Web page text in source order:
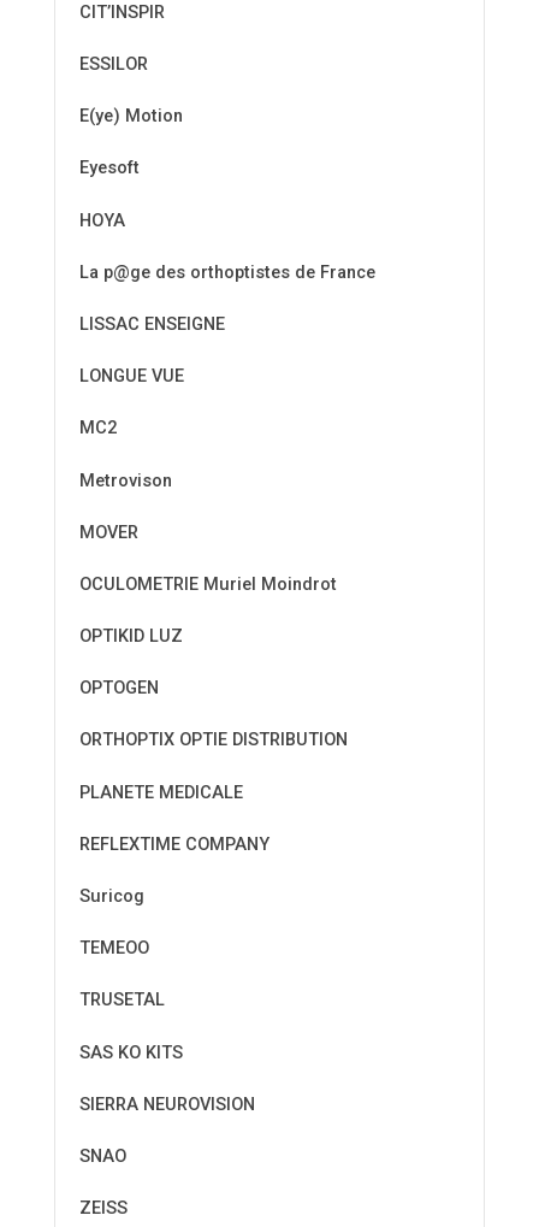
CIT’INSPIR
ESSILOR
E(ye) Motion
Eyesoft
HOYA
La p@ge des orthoptistes de France
LISSAC ENSEIGNE
LONGUE VUE
MC2
Metrovison
MOVER
OCULOMETRIE Muriel Moindrot
OPTIKID LUZ
OPTOGEN
ORTHOPTIX OPTIE DISTRIBUTION
PLANETE MEDICALE
REFLEXTIME COMPANY
Suricog
TEMEOO
TRUSETAL
SAS KO KITS
SIERRA NEUROVISION
SNAO
ZEISS